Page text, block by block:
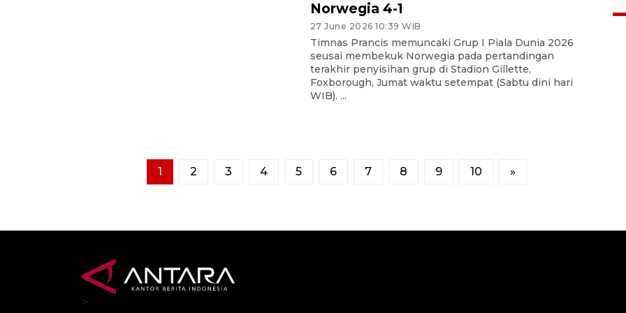
Norwegia 4-1
27 June 2026 10:39 WIB
Timnas Prancis memuncaki Grup I Piala Dunia 2026
seusai membekuk Norwegia pada pertandingan
terakhir penyisihan grup di Stadion Gillette,
Foxborough, Jumat waktu setempat (Sabtu dini hari
WIB). ...
1 2 3 4 5 6 7 8 9 10 »
19 February 2026 19:47 WIB
>